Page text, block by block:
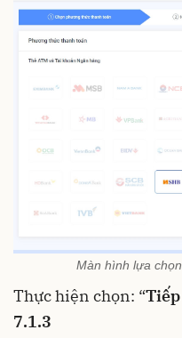
Màn hình lựa
Thực hiện chọn: “
7.1.3